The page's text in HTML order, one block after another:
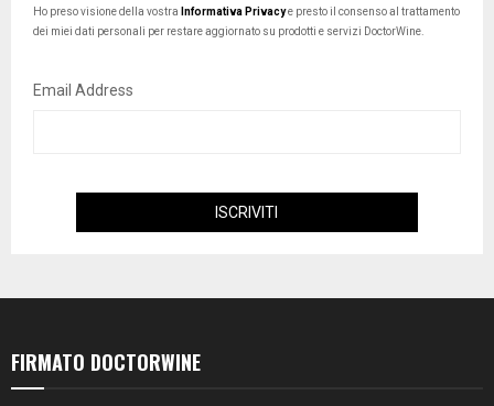
Ho preso visione della vostra Informativa Privacye presto il consenso al trattamento
dei miei dati personali per restare aggiornato su prodotti e servizi DoctorWine.
Email Address
FIRMATO DOCTORWINE